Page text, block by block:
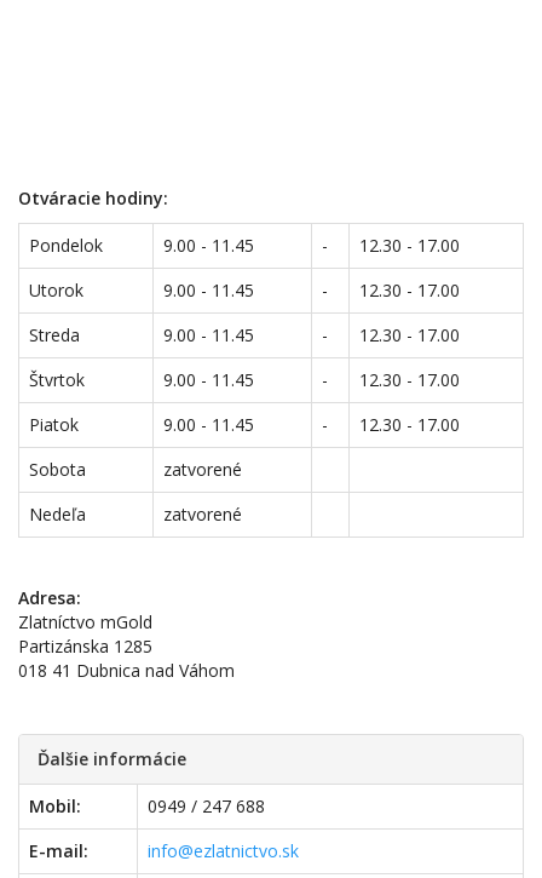
Otváracie hodiny:
Pondelok 9.00 - 11.45 -
12.30 - 17.00
Utorok
9.00 - 11.45 -
12.30 - 17.00
Streda
9.00 - 11.45 -
12.30 - 17.00
Štvrtok
9.00 - 11.45 -
12.30 - 17.00
Piatok
9.00 - 11.45 -
12.30 - 17.00
Sobota
zatvorené
Nedeľa
zatvorené
Adresa:
Zlatníctvo mGold
Partizánska 1285
018 41 Dubnica nad Váhom
Ďalšie informácie
Mobil:
0949 / 247 688
E-mail:
info@ezlatnictvo.sk